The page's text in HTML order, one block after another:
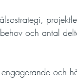
och antal
och